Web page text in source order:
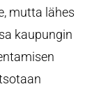
mutta lähes
kaupungin